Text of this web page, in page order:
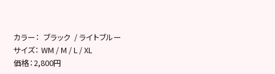
カラー： ブラック / ライトブルー
サイズ： WM / M / L / XL
価格：2,800円